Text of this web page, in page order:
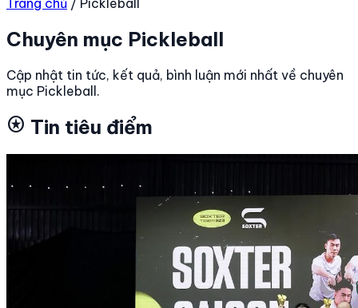
Chuyên mục Pickleball
Cập nhật tin tức, kết quả, bình luận mới nhất về chuyên
mục Pickleball.
stars Tin tiêu điểm